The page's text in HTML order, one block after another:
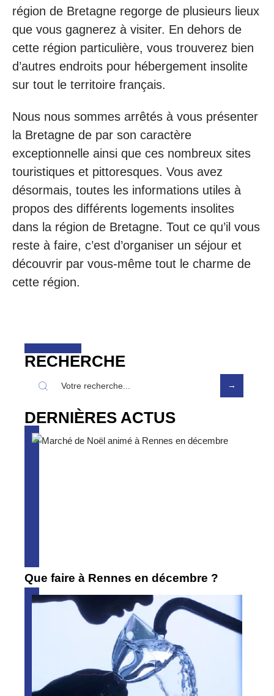
région de Bretagne regorge de plusieurs lieux
que vous gagnerez à visiter. En dehors de
cette région particulière, vous trouverez bien
d’autres endroits pour hébergement insolite
sur tout le territoire français.
Nous nous sommes arrêtés à vous présenter
la Bretagne de par son caractère
exceptionnelle ainsi que ces nombreux sites
touristiques et pittoresques. Vous avez
désormais, toutes les informations utiles à
propos des différents logements insolites
dans la région de Bretagne. Tout ce qu’il vous
reste à faire, c’est d’organiser un séjour et
découvrir par vous-même tout le charme de
cette région.
RECHERCHE
DERNIÈRES ACTUS
Que faire à Rennes en décembre ?